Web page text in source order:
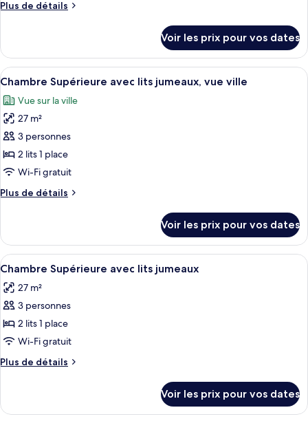
(Deluxe)
de
Chambre
Club,
1
très
grand
lit
Plus de détails
Plus
le
type
de
Chambre
Club,
très
grand
lit
Voir les prix pour vos dates
Afficher
toutes
les
photos
pour
ce
type
chambre :
avec
lits
jumeaux,
vue
ville
Une chambre d’hôtel avec un lit, un
6
Chambre Supérieure avec lits jumeaux, vue ville
Vue sur la ville
27 m²
3 personnes
2 lits 1 place
Wi-Fi gratuit
Plus de détails
Plus
le
type
de
Chambre
Supérieure
lits
jumeaux,
ville
Voir les prix pour vos dates
Afficher
toutes
les
photos
pour
ce
type
de
Chambre
Une chambre d’hôtel avec deux lits,
5
Chambre Supérieure avec lits jumeaux
27 m²
3 personnes
2 lits 1 place
Wi-Fi gratuit
Plus de détails
Plus
le
Voir les prix pour vos dates